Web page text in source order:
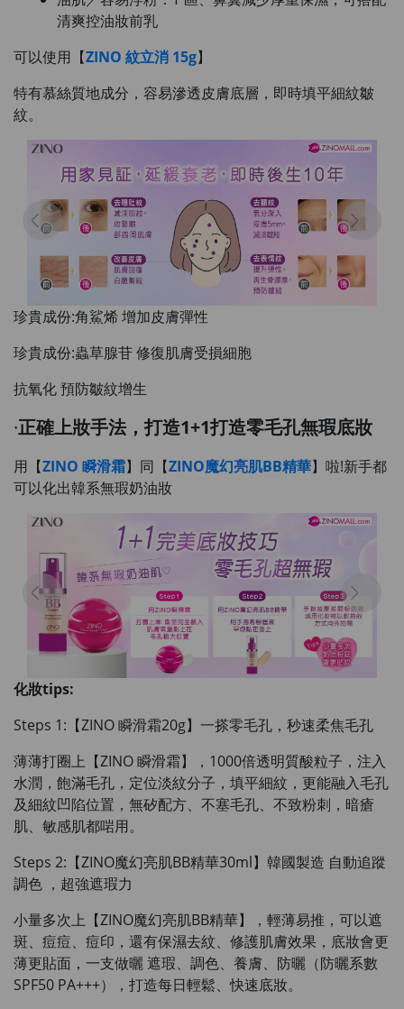
清爽控油妝前乳
可以使用【ZINO 紋立消 15g】
特有慕絲質地成分，容易滲透皮膚底層，即時填平細紋皺
紋。
珍貴成份:角鯊烯 增加皮膚彈性
珍貴成份:蟲草腺苷 修復肌膚受損細胞
抗氧化 預防皺紋增生
·正確上妝手法，打造1+1打造零毛孔無瑕底妝
用【ZINO 瞬滑霜】同【ZINO魔幻亮肌BB精華】啦!新手都
可以化出韓系無瑕奶油妝
化妝tips:
Steps 1:【ZINO 瞬滑霜20g】一搽零毛孔，秒速柔焦毛孔
薄薄打圈上【ZINO 瞬滑霜】，1000倍透明質酸粒子，注入
水潤，飽滿毛孔 ，定位淡紋分子，填平細紋， 更能融入毛孔
及細紋凹陷位置 ，無矽配方、不塞毛孔、不致粉刺，暗瘡
肌、敏感肌都啱用。
Steps 2:【ZINO魔幻亮肌BB精華30ml】韓國製造 自動追蹤
調色 ，超強遮瑕力
小量多次上【ZINO魔幻亮肌BB精華】，輕薄易推 ，可以遮
斑、痘痘、痘印，還有保濕去紋、修護肌膚效果， 底妝會更
薄更貼面 ，一支做曬 遮瑕、調色、養膚、防曬（防曬系數
SPF50 PA+++），打造每日輕鬆、快速底妝。